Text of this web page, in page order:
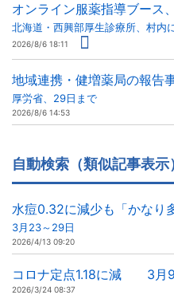
オンライン服薬指導ブース
北海道・西興部厚生診療所、村内
2026/8/6 18:11
地域連携・健増薬局の報告
厚労省、29日まで
2026/8/6 14:53
自動検索（類似記事表示
水痘0.32に減少も「かなり
3月23～29日
2026/4/13 09:20
コロナ定点1.18に減 3月9
2026/3/24 08:37